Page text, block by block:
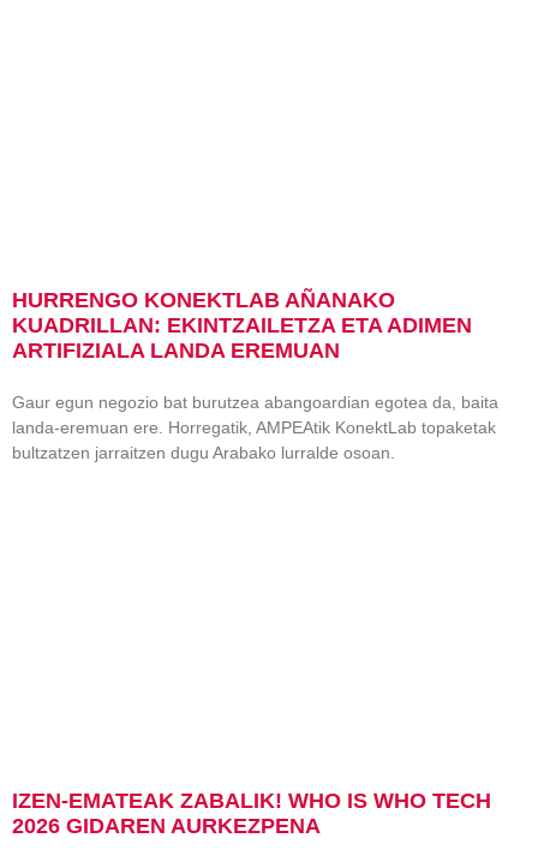
HURRENGO KONEKTLAB AÑANAKO
KUADRILLAN: EKINTZAILETZA ETA ADIMEN
ARTIFIZIALA LANDA EREMUAN
Gaur egun negozio bat burutzea abangoardian egotea da, baita
landa-eremuan ere. Horregatik, AMPEAtik KonektLab topaketak
bultzatzen jarraitzen dugu Arabako lurralde osoan.
IZEN-EMATEAK ZABALIK! WHO IS WHO TECH
2026 GIDAREN AURKEZPENA